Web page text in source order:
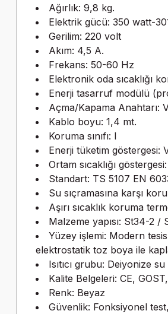
Ağırlık: 9,8 kg.
Elektrik gücü: 350 watt-
Gerilim: 220 volt
Akım: 4,5 A.
Frekans: 50-60 Hz
Elektronik oda sıcaklığı
Enerji tasarruf modülü
Açma/Kapama Anahtarı:
Kablo boyu: 1,4 mt.
Koruma sınıfı: I
Enerji tüketim göstergesi:
Ortam sıcaklığı
Standart: TS 5107 EN
Su sıçramasına karşı
Aşırı sıcaklık koruma
Malzeme yapısı: St34-2 /
Yüzey işlemi: Modern
elektrostatik toz boya ile
Isıtıcı grubu: Deiyonize
Kalite Belgeleri: CE,
Renk: Beyaz
Güvenlik: Fonksiyonel